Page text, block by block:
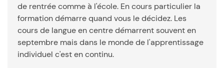
de rentrée comme à l'école. En cours particulier la
formation démarre quand vous le décidez. Les
cours de langue en centre démarrent souvent en
septembre mais dans le monde de l'apprentissage
individuel c'est en continu.